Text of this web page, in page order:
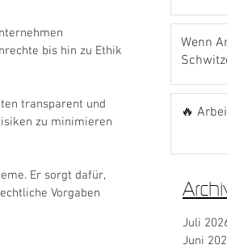
bis hin zu Ethik
transparent und
zu minimieren
Er sorgt dafür,
Vorgaben
Wenn
🔥
Juli
Juni